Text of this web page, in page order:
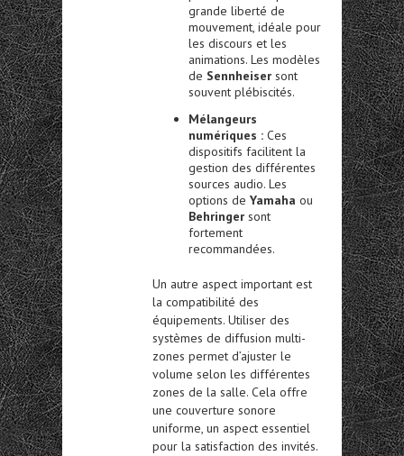
grande liberté de
mouvement, idéale pour
les discours et les
animations. Les modèles
de Sennheiser sont
souvent plébiscités.
Mélangeurs
numériques : Ces
dispositifs facilitent la
gestion des différentes
sources audio. Les
options de Yamaha ou
Behringer sont
fortement
recommandées.
Un autre aspect important est
la compatibilité des
équipements. Utiliser des
systèmes de diffusion multi-
zones permet d’ajuster le
volume selon les différentes
zones de la salle. Cela offre
une couverture sonore
uniforme, un aspect essentiel
pour la satisfaction des invités.